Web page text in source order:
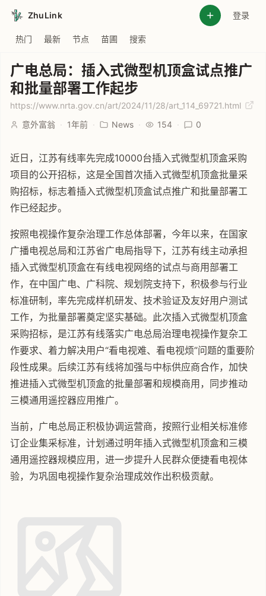
ZhuLink 登录
热门 最新 节点 苗圃 搜索
广电总局：插入式微型机顶盒试点推广
和批量部署工作起步
https://www.nrta.gov.cn/art/2024/11/28/art_114_69721.html
意外富翁 · 1年前 · News · 154 · 0
近日，江苏有线率先完成10000台插入式微型机顶盒采购
项目的公开招标，这是全国首次插入式微型机顶盒批量采
购招标，标志着插入式微型机顶盒试点推广和批量部署工
作已经起步。
按照电视操作复杂治理工作总体部署，今年以来，在国家
广播电视总局和江苏省广电局指导下，江苏有线主动承担
插入式微型机顶盒在有线电视网络的试点与商用部署工
作，在中国广电、广科院、规划院支持下，积极参与行业
标准研制，率先完成样机研发、技术验证及友好用户测试
工作，为批量部署奠定坚实基础。此次插入式微型机顶盒
采购招标，是江苏有线落实广电总局治理电视操作复杂工
作要求、着力解决用户“看电视难、看电视烦”问题的重要阶
段性成果。后续江苏有线将加强与中标供应商合作，加快
推进插入式微型机顶盒的批量部署和规模商用，同步推动
三模通用遥控器应用推广。
当前，广电总局正积极协调运营商，按照行业相关标准修
订企业集采标准，计划通过明年插入式微型机顶盒和三模
通用遥控器规模应用，进一步提升人民群众便捷看电视体
验，为巩固电视操作复杂治理成效作出积极贡献。